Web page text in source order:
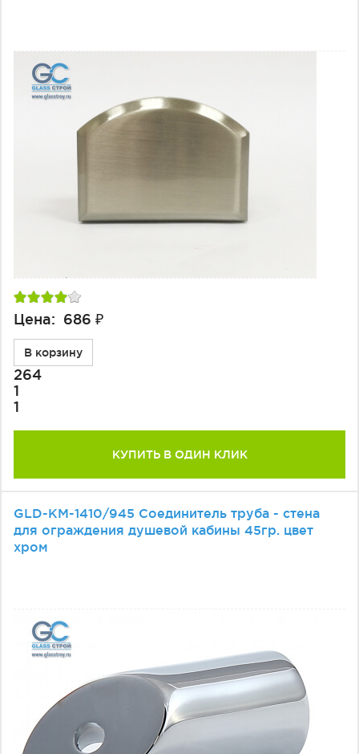
Цена: 686 ₽
В корзину
264
1
1
КУПИТЬ В ОДИН КЛИК
GLD-КМ-1410/945 Соединитель труба - стена
для ограждения душевой кабины 45гр. цвет
хром